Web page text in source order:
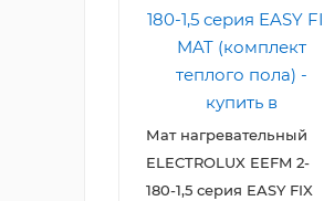
Мат нагревательный
ELECTROLUX EEFM 2-
180-1,5 серия EASY FIX